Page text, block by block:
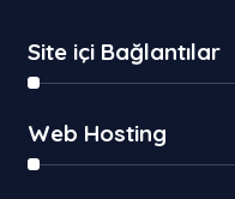
Site içi Bağlantılar
Web Hosting